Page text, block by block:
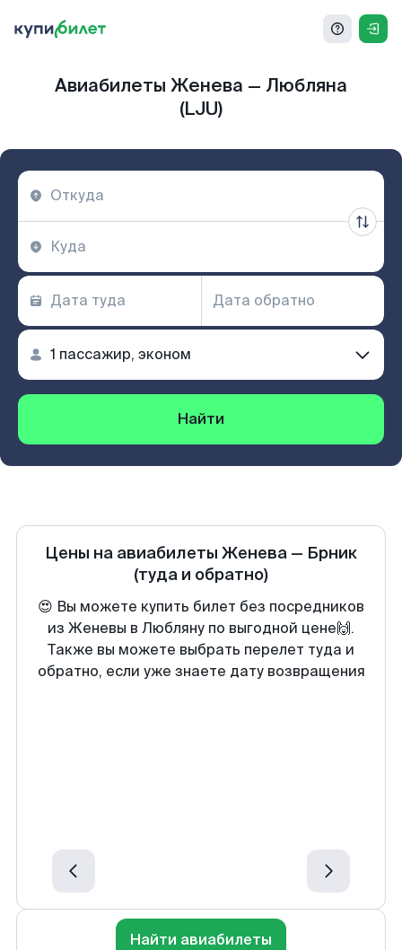
Авиабилеты Женева — Любляна
(LJU)
Найти
Цены на авиабилеты Женева — Брник
(туда и обратно)
😍 Вы можете купить билет без посредников
из Женевы в Любляну по выгодной цене🙌.
Также вы можете выбрать перелет туда и
обратно, если уже знаете дату возвращения
Найти авиабилеты